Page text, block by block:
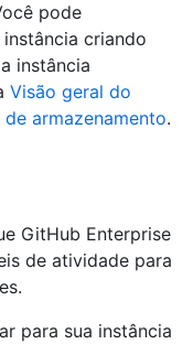
pode
criando
instância
Visão geral do
armazenamento.
GitHub Enterprise
de atividade para
para sua instância